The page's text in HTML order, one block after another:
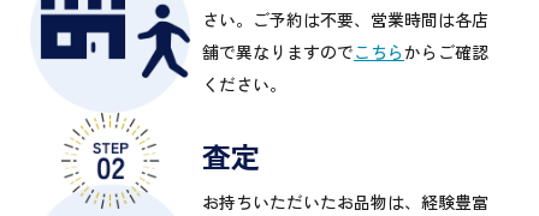
さい。ご予約は不要、営業時間は各店
舗で異なりますのでこちらからご確認
ください。
査定
お持ちいただいたお品物は、経験豊富